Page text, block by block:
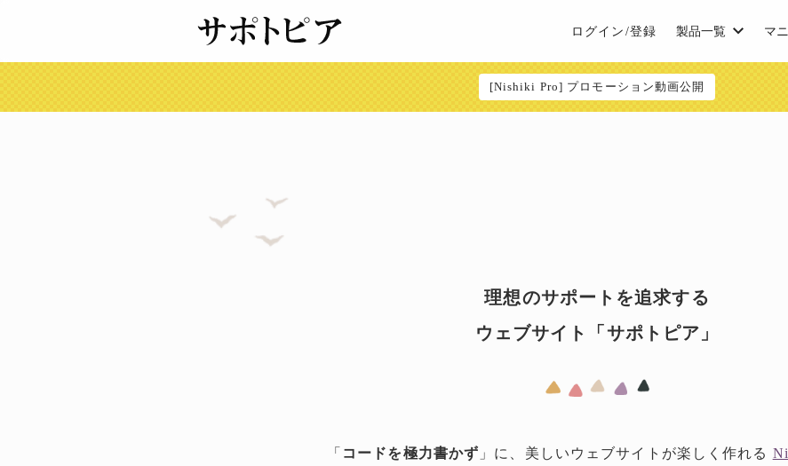
ログイン/登録 製品一覧 マ
[Nishiki Pro] プロモーション動画公開
理想のサポートを追求する
ウェブサイト「サポトピア」
「 コードを極力書かず 」に、美しいウェブサイトが楽しく作れる